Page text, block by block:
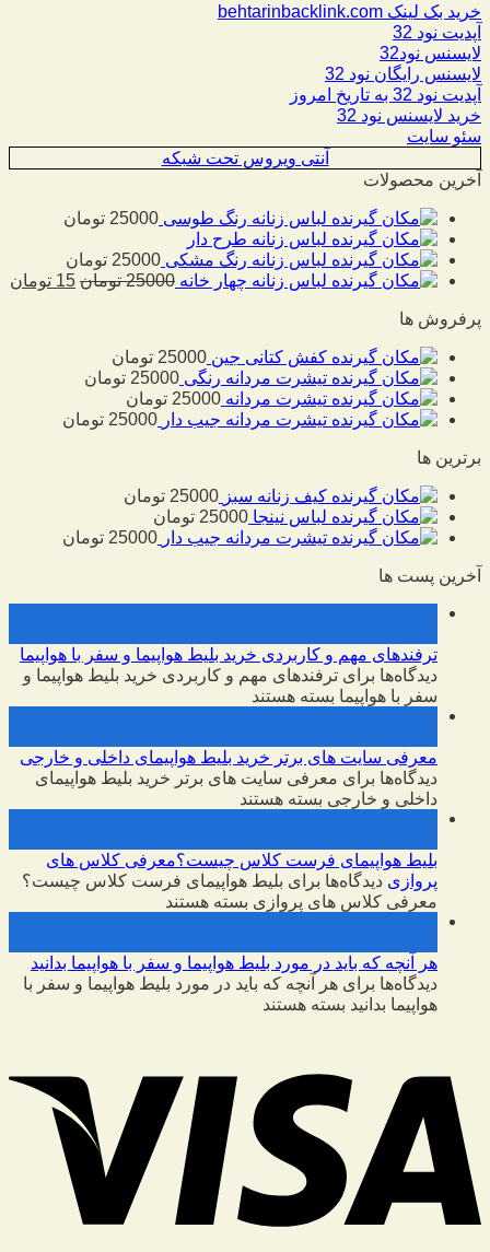
خرید بک لینک behtarinbacklink.com
آپدیت نود 32
لایسنس نود32
لایسنس رایگان نود 32
آپدیت نود 32 به تاریخ امروز
خرید لایسنس نود 32
سئو سایت
آنتی ویروس تحت شبکه
آخرین محصولات
لباس زنانه رنگ طوسی 25000 تومان
لباس زنانه طرح دار
لباس زنانه رنگ مشکی 25000 تومان
لباس زنانه چهار خانه 25000 تومان 15 تومان
پرفروش ها
کفش کتانی جین 25000 تومان
تیشرت مردانه رنگی 25000 تومان
تیشرت مردانه 25000 تومان
تیشرت مردانه جیب دار 25000 تومان
برترین ها
کیف زنانه سبز 25000 تومان
لباس نینجا 25000 تومان
تیشرت مردانه جیب دار 25000 تومان
آخرین پست ها
ترفندهای مهم و کاربردی خرید بلیط هواپیما و سفر با هواپیما
دیدگاه‌ها برای ترفندهای مهم و کاربردی خرید بلیط هواپیما و
سفر با هواپیما بسته هستند
معرفی سایت های برتر خرید بلیط هواپیمای داخلی و خارجی
دیدگاه‌ها برای معرفی سایت های برتر خرید بلیط هواپیمای
داخلی و خارجی بسته هستند
بلیط هواپیمای فرست کلاس چیست؟معرفی کلاس های
پروازی دیدگاه‌ها برای بلیط هواپیمای فرست کلاس چیست؟
معرفی کلاس های پروازی بسته هستند
هر آنچه که باید در مورد بلیط هواپیما و سفر با هواپیما بدانید
دیدگاه‌ها برای هر آنچه که باید در مورد بلیط هواپیما و سفر با
هواپیما بدانید بسته هستند